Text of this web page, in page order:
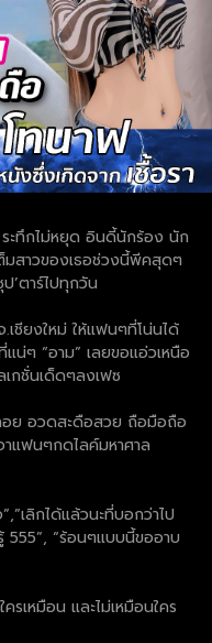
ะทึกไม่หยุด อินดี้นักร้อง นัก
มสาวของเธอช่วงนี้พีคสุดๆ
’ตาร์ไปทุกวัน
เชียงใหม่ ให้แฟนๆที่โน่นได้
น่ๆ “อาม” เลยขอแอ่วเหนือ
กชั่นเด็ดๆลงเฟซ
อย อวดสะดือสวย ถือมือถือ
แฟนๆกดไลค์มหาศาล
เลิกได้แล้วนะที่บอกว่าไป
555”, “ร้อนๆแบบนี้ขออาบ
รเหมือน และไม่เหมือนใคร